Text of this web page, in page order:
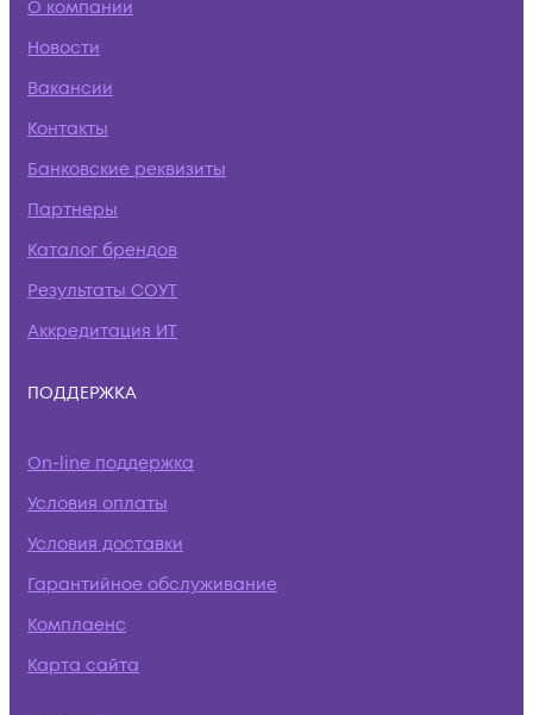
О компании
Новости
Вакансии
Контакты
Банковские реквизиты
Партнеры
Каталог брендов
Результаты СОУТ
Аккредитация ИТ
ПОДДЕРЖКА
On-line поддержка
Условия оплаты
Условия доставки
Гарантийное обслуживание
Комплаенс
Карта сайта